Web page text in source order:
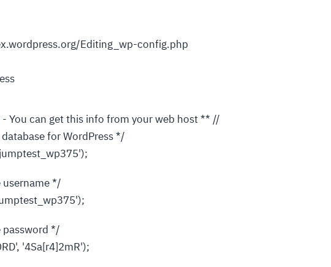
Editing_wp-config.php
You can get this info from your web host ** //
for WordPress */
username */
password */
'4Sa[r4]2mR');